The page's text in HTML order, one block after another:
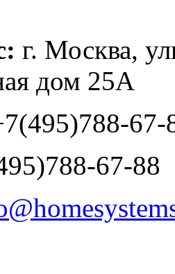
г. Москва,
дом 25А